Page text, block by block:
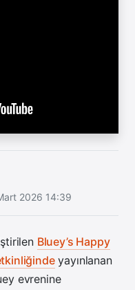
2026 14:39
Bluey’s Happy
yayınlanan
evrenine